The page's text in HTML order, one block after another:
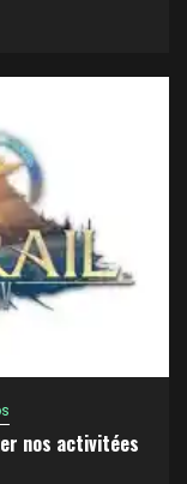
nos activitées